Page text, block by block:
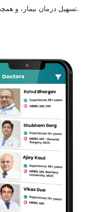
تسهیل درمان بیمار، و همچنین فعال کردن آن با راه حل های مبتنی بر فناوری، سیستم مراقبت از بیمار و شفافیت در هر مرحله از سفر درمان.